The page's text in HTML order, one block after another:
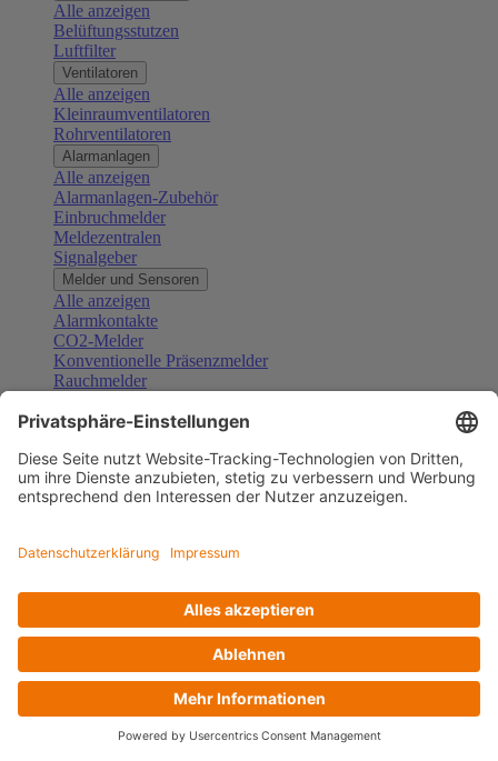
Alle anzeigen
Belüftungsstutzen
Luftfilter
Ventilatoren
Alle anzeigen
Kleinraumventilatoren
Rohrventilatoren
Alarmanlagen
Alle anzeigen
Alarmanlagen-Zubehör
Einbruchmelder
Meldezentralen
Signalgeber
Melder und Sensoren
Alle anzeigen
Alarmkontakte
CO2-Melder
Konventionelle Präsenzmelder
Rauchmelder
Gefahrenmelder
Türsprechanlagen
Alle anzeigen
Außenstationen
Klingeltaster und Gongs
Sprechanlagen-Sets
Zubehör Türkommunikation
Videoüberwachung
Zubehör Videoüberwachung
Alle anzeigen